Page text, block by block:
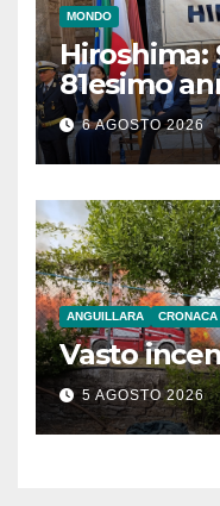
MONDO
Hiroshima:
81esimo
monito
6 AGOSTO 2026
ANGUILLARA CRONACA
Vasto
5 AGOSTO 2026